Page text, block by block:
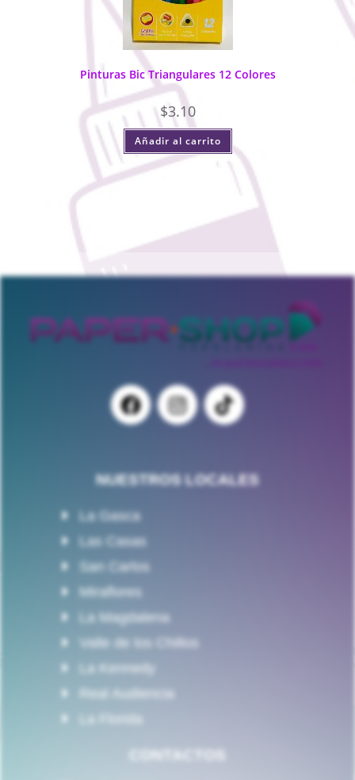
Pinturas Bic Triangulares 12 Colores
$3.10
Añadir al carrito
NUESTROS LOCALES
La Gasca
Las Casas
San Carlos
Miraflores
La Magdalena
Valle de los Chillos
La Kennedy
Real Audiencia
La Florida
CONTACTOS